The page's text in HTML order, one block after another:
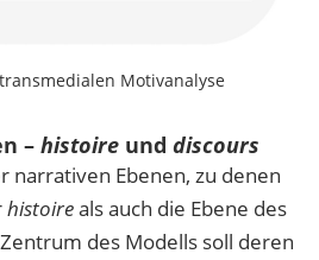
Motivanalyse
– histoire und discours
narrativen Ebenen, zu denen
histoireals auch die Ebene des
des Modells soll deren